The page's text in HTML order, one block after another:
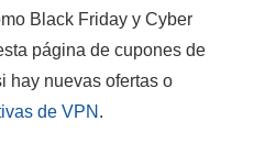
Black Friday y Cyber
página de cupones de
hay nuevas ofertas o
de VPN .